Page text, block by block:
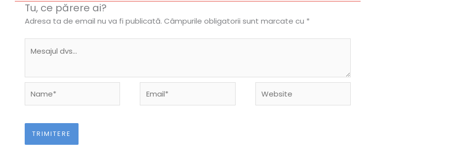
Tu, ce părere ai?
Adresa ta de email nu va fi publicată. Câmpurile obligatorii sunt marcate cu *